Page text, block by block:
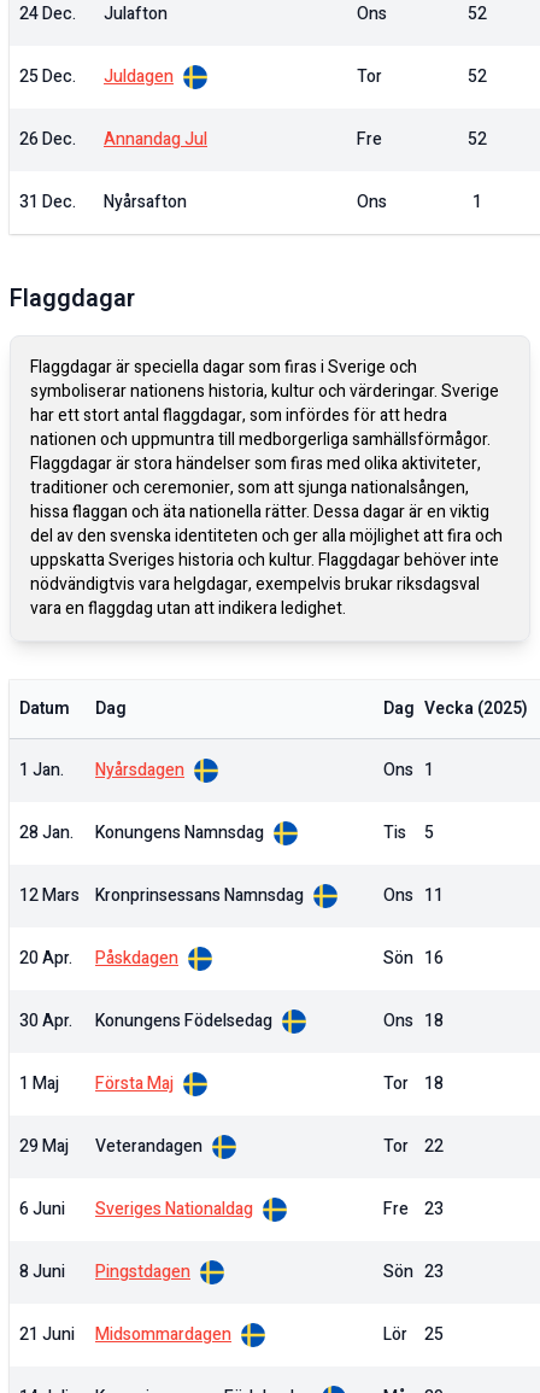
24 Dec. Julafton Ons 52
25 Dec. Juldagen Tor 52
26 Dec. Annandag Jul Fre 52
31 Dec. Nyårsafton Ons 1
Flaggdagar
Flaggdagar är speciella dagar som firas i Sverige och
symboliserar nationens historia, kultur och värderingar. Sverige
har ett stort antal flaggdagar, som infördes för att hedra
nationen och uppmuntra till medborgerliga samhällsförmågor.
Flaggdagar är stora händelser som firas med olika aktiviteter,
traditioner och ceremonier, som att sjunga nationalsången,
hissa flaggan och äta nationella rätter. Dessa dagar är en viktig
del av den svenska identiteten och ger alla möjlighet att fira och
uppskatta Sveriges historia och kultur. Flaggdagar behöver inte
nödvändigtvis vara helgdagar, exempelvis brukar riksdagsval
vara en flaggdag utan att indikera ledighet.
Datum Dag Dag Vecka (2025)
1 Jan. Nyårsdagen Ons 1
28 Jan. Konungens Namnsdag Tis 5
12 Mars Kronprinsessans Namnsdag Ons 11
20 Apr. Påskdagen Sön 16
30 Apr. Konungens Födelsedag Ons 18
1 Maj Första Maj Tor 18
29 Maj Veterandagen Tor 22
6 Juni Sveriges Nationaldag Fre 23
8 Juni Pingstdagen Sön 23
21 Juni Midsommardagen Lör 25